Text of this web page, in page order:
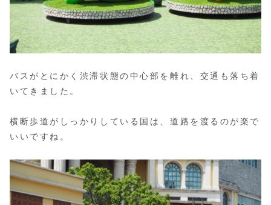
バスがとにかく渋滞状態の中心部を離れ、交通も落ち着
いてきました。
横断歩道がしっかりしている国は、道路を渡るのが楽で
いいですね。